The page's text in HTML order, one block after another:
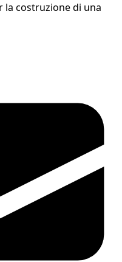
la costruzione di una